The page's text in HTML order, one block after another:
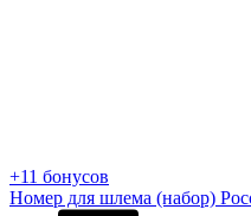
+11 бонусов
Номер для шлема (набор)